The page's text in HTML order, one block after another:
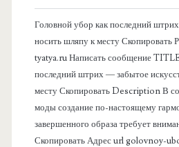
Головной убор как последний
носить шляпу к месту Скопировать
tyatya.ru Написать сообщение
последний штрих — забытое
месту Скопировать Description В
моды создание по-настоящему
завершенного образа требует
Скопировать Адрес url golovnoy-